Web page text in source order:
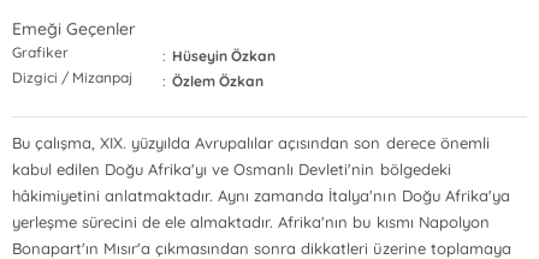
Emeği Geçenler
Grafiker : Hüseyin Özkan
Dizgici / Mizanpaj
: Özlem Özkan
Bu çalışma, XIX. yüzyılda Avrupalılar açısından son derece önemli
kabul edilen Doğu Afrika'yı ve Osmanlı Devleti'nin bölgedeki
hâkimiyetini anlatmaktadır. Aynı zamanda İtalya'nın Doğu Afrika'ya
yerleşme sürecini de ele almaktadır. Afrika'nın bu kısmı Napolyon
Bonapart'ın Mısır'a çıkmasından sonra dikkatleri üzerine toplamaya